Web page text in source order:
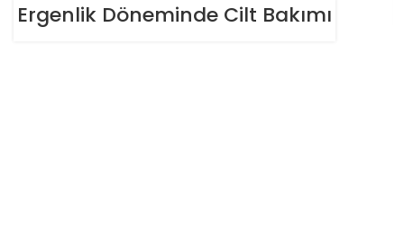
Ergenlik Döneminde Cilt Bakımı